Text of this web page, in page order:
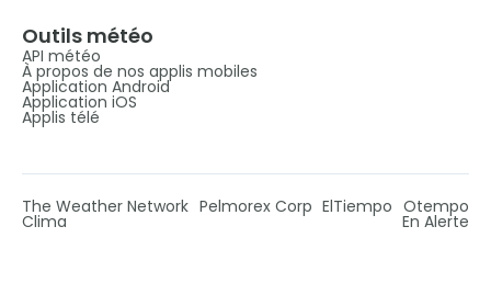
Outils météo
API météo
À propos de nos applis mobiles
Application Android
Application iOS
Applis télé
The Weather Network Pelmorex Corp ElTiempo Otempo
Clima En Alerte